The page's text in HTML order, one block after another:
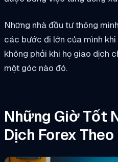
Những nhà đầu tư thông
các bước đi lớn của mình
không phải khi họ giao dịch
một góc nào đó.
Những Giờ Tốt
Dịch Forex